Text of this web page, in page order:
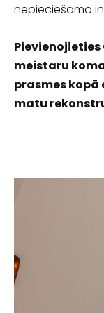
nepieciešamo
Pievienojieties
meistaru
prasmes
matu